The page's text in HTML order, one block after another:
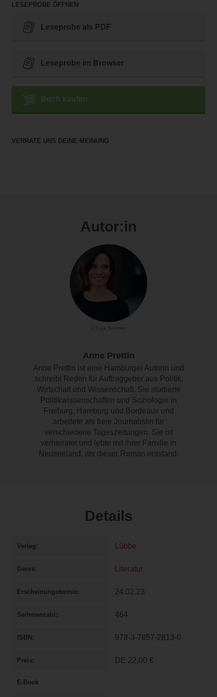
LESEPROBE ÖFFNEN
Leseprobe als PDF
Leseprobe im Browser
Buch kaufen
VERRATE UNS DEINE MEINUNG
Autor:in
© Inga Sommer
Anne Prettin
Anne Prettin ist eine Hamburger Autorin und
schreibt Reden für Auftraggeber aus Politik,
Wirtschaft und Wissenschaft. Sie studierte
Politikwissenschaften und Soziologie in
Freiburg, Hamburg und Bordeaux und
arbeitete als freie Journalistin für
verschiedene Tageszeitungen. Sie ist
verheiratet und lebte mit ihrer Familie in
Neuseeland, als dieser Roman entstand.
Details
Verlag Lübbe
Genre Literatur
Erscheinungstermin 24.02.23
Seitenanzahl 464
ISBN 978-3-7857-2813-0
Preis DE 22,00 €
E-Book